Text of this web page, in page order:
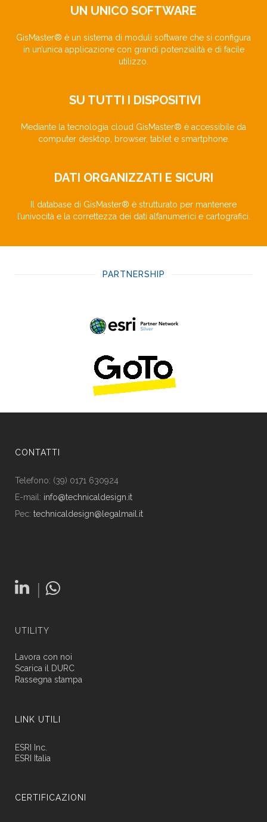
UN UNICO SOFTWARE
GisMaster® è un sistema di moduli software che si configura
in un’unica applicazione con grandi potenzialità e di facile
utilizzo.
SU TUTTI I DISPOSITIVI
Mediante la tecnologia cloud GisMaster® è accessibile da
computer desktop, browser, tablet e smartphone.
DATI ORGANIZZATI E SICURI
Il database di GisMaster® è strutturato per mantenere
l’univocità e la correttezza dei dati alfanumerici e cartografici.
PARTNERSHIP
CONTATTI
Telefono: (39) 0171 630924
E-mail: info@technicaldesign.it
Pec: technicaldesign@legalmail.it
|
UTILITY
Lavora con noi
Scarica il DURC
Rassegna stampa
LINK UTILI
ESRI Inc.
ESRI Italia
CERTIFICAZIONI